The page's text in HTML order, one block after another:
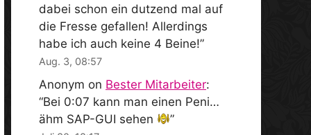
dabei schon ein dutzend mal auf
die Fresse gefallen! Allerdings
habe ich auch keine 4 Beine!”
Aug. 3, 08:57
Anonym on Bester Mitarbeiter:
“Bei 0:07 kann man einen Peni…
ähm SAP-GUI sehen
”